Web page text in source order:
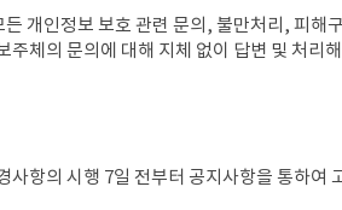
개인정보 보호 관련 문의, 불만처리, 피해
체의 문의에 대해 지체 없이 답변 및 처리
항의 시행 7일 전부터 공지사항을 통하여